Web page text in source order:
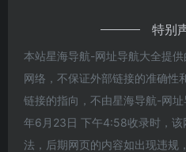
特别
本站星海导航-网址导航大全提
网络，不保证外部链接的准确性
链接的指向，不由星海导航-网
年6月23日 下午4:58收录时，该
法，后期网页的内容如出现违规